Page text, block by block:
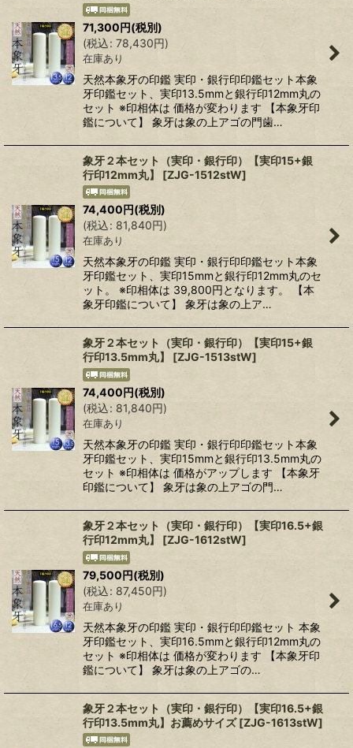
71,300円(税別)
(税込: 78,430円)
在庫あり
天然本象牙の印鑑 実印・銀行印印鑑セット本象
牙印鑑セット、実印13.5mmと銀行印12mm丸の
セット ※印相体は 価格が変わります 【本象牙印
鑑について】 象牙は象の上アゴの門歯…
象牙２本セット（実印・銀行印）【実印15+銀
行印12mm丸】
[ZJG-1512stW]
74,400 円(税別)
(税込: 81,840円)
在庫あり
天然本象牙の印鑑 実印・銀行印印鑑セット本象
牙印鑑セット、実印15mmと銀行印12mm丸のセ
ット。 ※印相体は 39,800円となります。 【本
象牙印鑑について】 象牙は象の上ア…
象牙２本セット（実印・銀行印）【実印15+銀
行印13.5mm丸】
[ZJG-1513stW]
74,400円(税別)
(税込: 81,840円)
在庫あり
天然本象牙の印鑑 実印・銀行印印鑑セット本象
牙印鑑セット、実印15mmと銀行印13.5mm丸の
セット ※印相体は 価格がアップします 【本象牙
印鑑について】 象牙は象の上アゴの門…
象牙２本セット（実印・銀行印）【実印16.5+銀
行印12mm丸】
[ZJG-1612stW]
79,500円(税別)
(税込: 87,450円)
在庫あり
天然本象牙の印鑑 実印・銀行印印鑑セット 本象
牙印鑑セット、実印16.5mmと銀行印12mm丸の
セット ※印相体は 価格が変わります 【本象牙印
鑑について】 象牙は象の上アゴの…
象牙２本セット（実印・銀行印）【実印16.5+銀
行印13.5mm丸】お薦めサイズ [ZJG-1613stW]